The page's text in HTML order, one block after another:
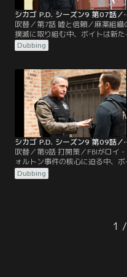
シカゴ
吹替／第7話 嘘と信頼／麻薬組織
撲滅に取り組む中、ボイトは新た
情報提供者と信頼関係を築いてい
く。しかし、すぐに彼女なりの計画
Dubbing
シカゴ
吹替／第9話 打開策／FBIがロイ
ォルトン事件の核心に迫る中、ボ
トとハルステッドは打開策を練る。
市バスの運転手が乗客に撃たれ、チ
Dubbing
1